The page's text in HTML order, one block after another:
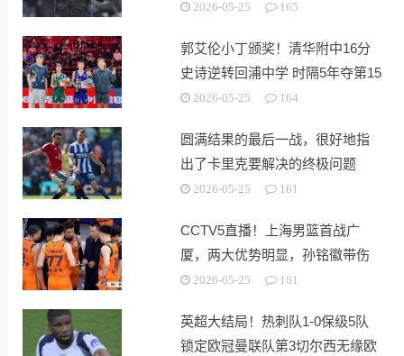
2026-05-25 165
郭艾伦小丁颁奖！清华附中16分
史诗逆转回浦中学 时隔5年夺第15
冠2026-05-25 164
圆满结果的最后一战，很好地指
出了卡里克要解决的终极问题
2026-05-25 161
CCTV5直播！上海男篮首战广
厦，两大优势明显，孙铭徽带伤
出战！
2026-05-25 161
英超大结局！热刺队1-0保级5队
锁定欧冠曼联队第3切尔西无缘欧